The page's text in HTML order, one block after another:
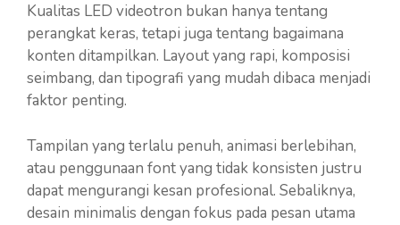
Kualitas LED videotron bukan hanya tentang
perangkat keras, tetapi juga tentang bagaimana
konten ditampilkan. Layout yang rapi, komposisi
seimbang, dan tipografi yang mudah dibaca menjadi
faktor penting.
Tampilan yang terlalu penuh, animasi berlebihan,
atau penggunaan font yang tidak konsisten justru
dapat mengurangi kesan profesional. Sebaliknya,
desain minimalis dengan fokus pada pesan utama